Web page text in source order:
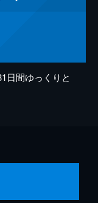
日間ゆっくりと